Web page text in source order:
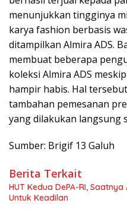
menunjukkan tingginya
karya fashion berbasis
ditampilkan Almira ADS.
membuat beberapa
koleksi Almira ADS
hampir habis. Hal
tambahan pemesanan
yang dilakukan langsung
Sumber: Brigif 13 Galuh
Berita Terkait
HUT Kedua DePA-RI,
Untuk Keadilan